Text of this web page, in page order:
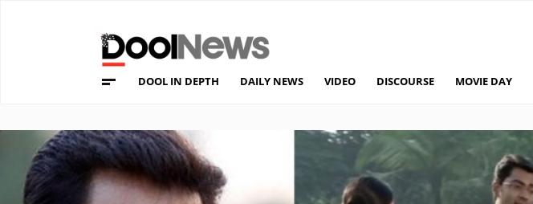
DOOL IN DEPTH DAILY NEWS VIDEO DISCOURSE MOVIE DAY